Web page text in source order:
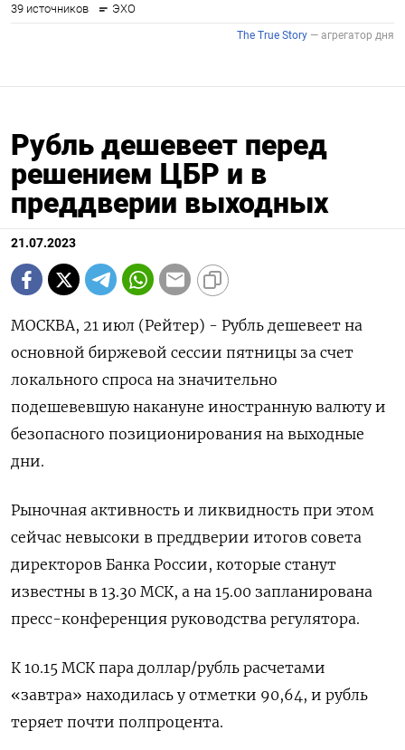
Рубль дешевеет перед
решением ЦБР и в
преддверии выходных
21.07.2023
МОСКВА, 21 июл (Рейтер) - Рубль дешевеет на
основной биржевой сессии пятницы за счет
локального спроса на значительно
подешевевшую накануне иностранную валюту и
безопасного позиционирования на выходные
дни.
Рыночная активность и ликвидность при этом
сейчас невысоки в преддверии итогов совета
директоров Банка России, которые станут
известны в 13.30 МСК, а на 15.00 запланирована
пресс-конференция руководства регулятора.
К 10.15 МСК пара доллар/рубль расчетами
«завтра» находилась у отметки 90,64, и рубль
теряет почти полпроцента.